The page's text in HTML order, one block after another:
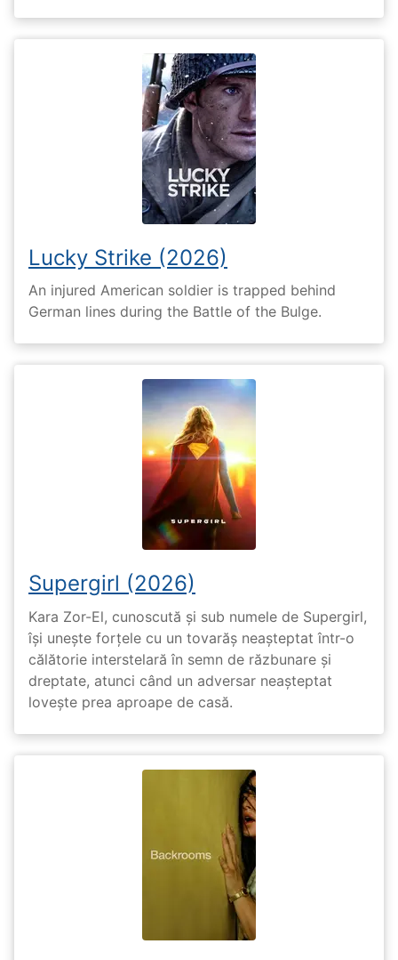
Lucky Strike (2026)
An injured American soldier is trapped behind
German lines during the Battle of the Bulge.
Supergirl (2026)
Kara Zor-El, cunoscută și sub numele de Supergirl,
își unește forțele cu un tovarăș neașteptat într-o
călătorie interstelară în semn de răzbunare și
dreptate, atunci când un adversar neașteptat
lovește prea aproape de casă.